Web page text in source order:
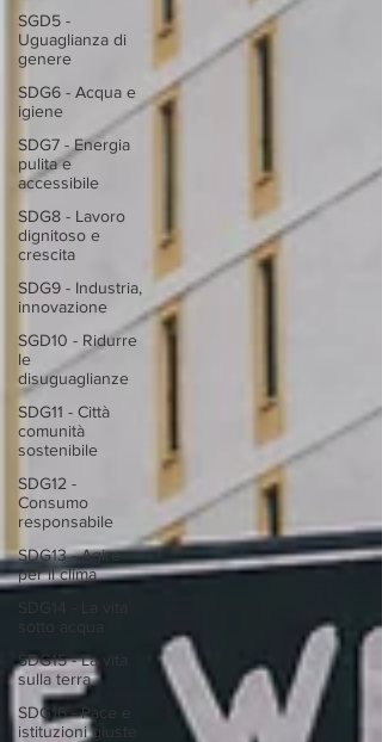
SGD5 -
Uguaglianza di
genere
SDG6 - Acqua e
igiene
SDG7 - Energia
pulita e
accessibile
SDG8 - Lavoro
dignitoso e
crescita
SDG9 - Industria,
innovazione
SGD10 - Ridurre
le
disuguaglianze
SDG11 - Città
comunità
sostenibile
SDG12 -
Consumo
responsabile
SDG13 - Agire
per il clima
SDG14 - La vita
SDG15 - La vita
sulla terra
SDG16 - Pace e
istituzioni giuste